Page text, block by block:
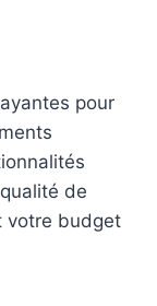
pour
de
votre budget